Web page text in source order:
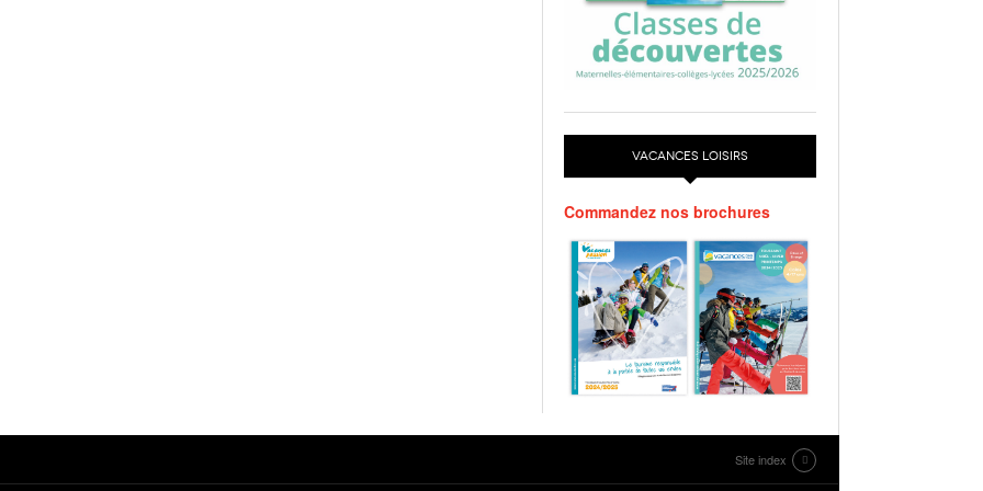
VACANCES LOISIRS
Commandez nos brochures
Site index